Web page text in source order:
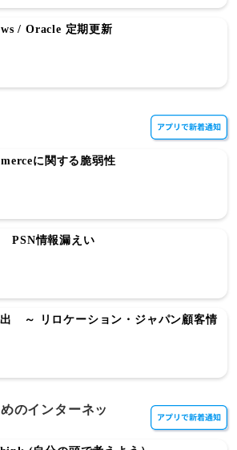
/ Oracle 定期更新
に関する脆弱性
PSN情報漏えい
～ リロケーション・ジャパン顧客情
のインターネッ